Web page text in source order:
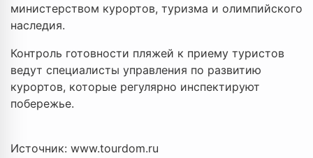
министерством курортов, туризма и олимпийского
наследия.
Контроль готовности пляжей к приему туристов
ведут специалисты управления по развитию
курортов, которые регулярно инспектируют
побережье.
Источник: www.tourdom.ru